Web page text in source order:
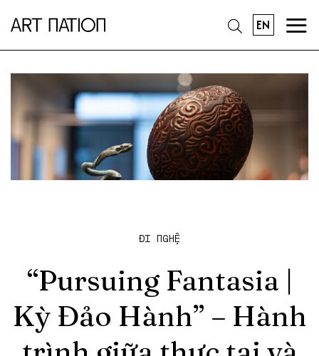
EN
ĐI NGHỆ
“Pursuing Fantasia |
Kỳ Đảo Hành” – Hành